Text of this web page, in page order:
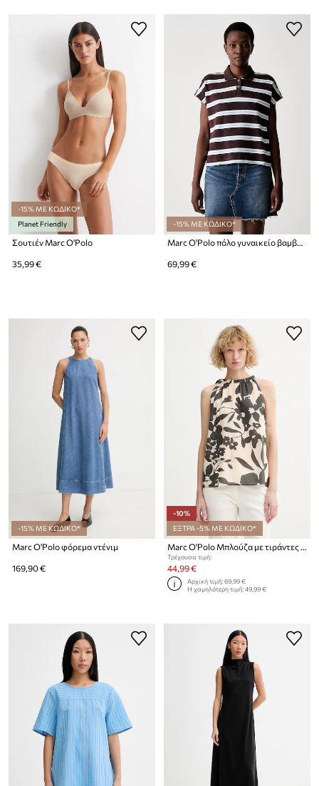
-15% ΜΕ ΚΩΔΙΚΟ*
Planet Friendly
Σουτιέν Marc O'Polo
35,99 €
-15% ΜΕ ΚΩΔΙΚΟ*
Marc O'Polo πόλο γυναικείο βαμβακερό
69,99 €
-15% ΜΕ ΚΩΔΙΚΟ*
Marc O'Polo φόρεμα ντένιμ
169,90 €
-10%
ΕΞΤΡΑ -5% ΜΕ ΚΩΔΙΚΟ*
Marc O'Polo Μπλούζα με τιράντες γυναικεία βαμβακερή
Τρέχουσα τιμή:
44,99 €
Αρχική τιμή:69,99 €
Η χαμηλότερη τιμή:49,99 €